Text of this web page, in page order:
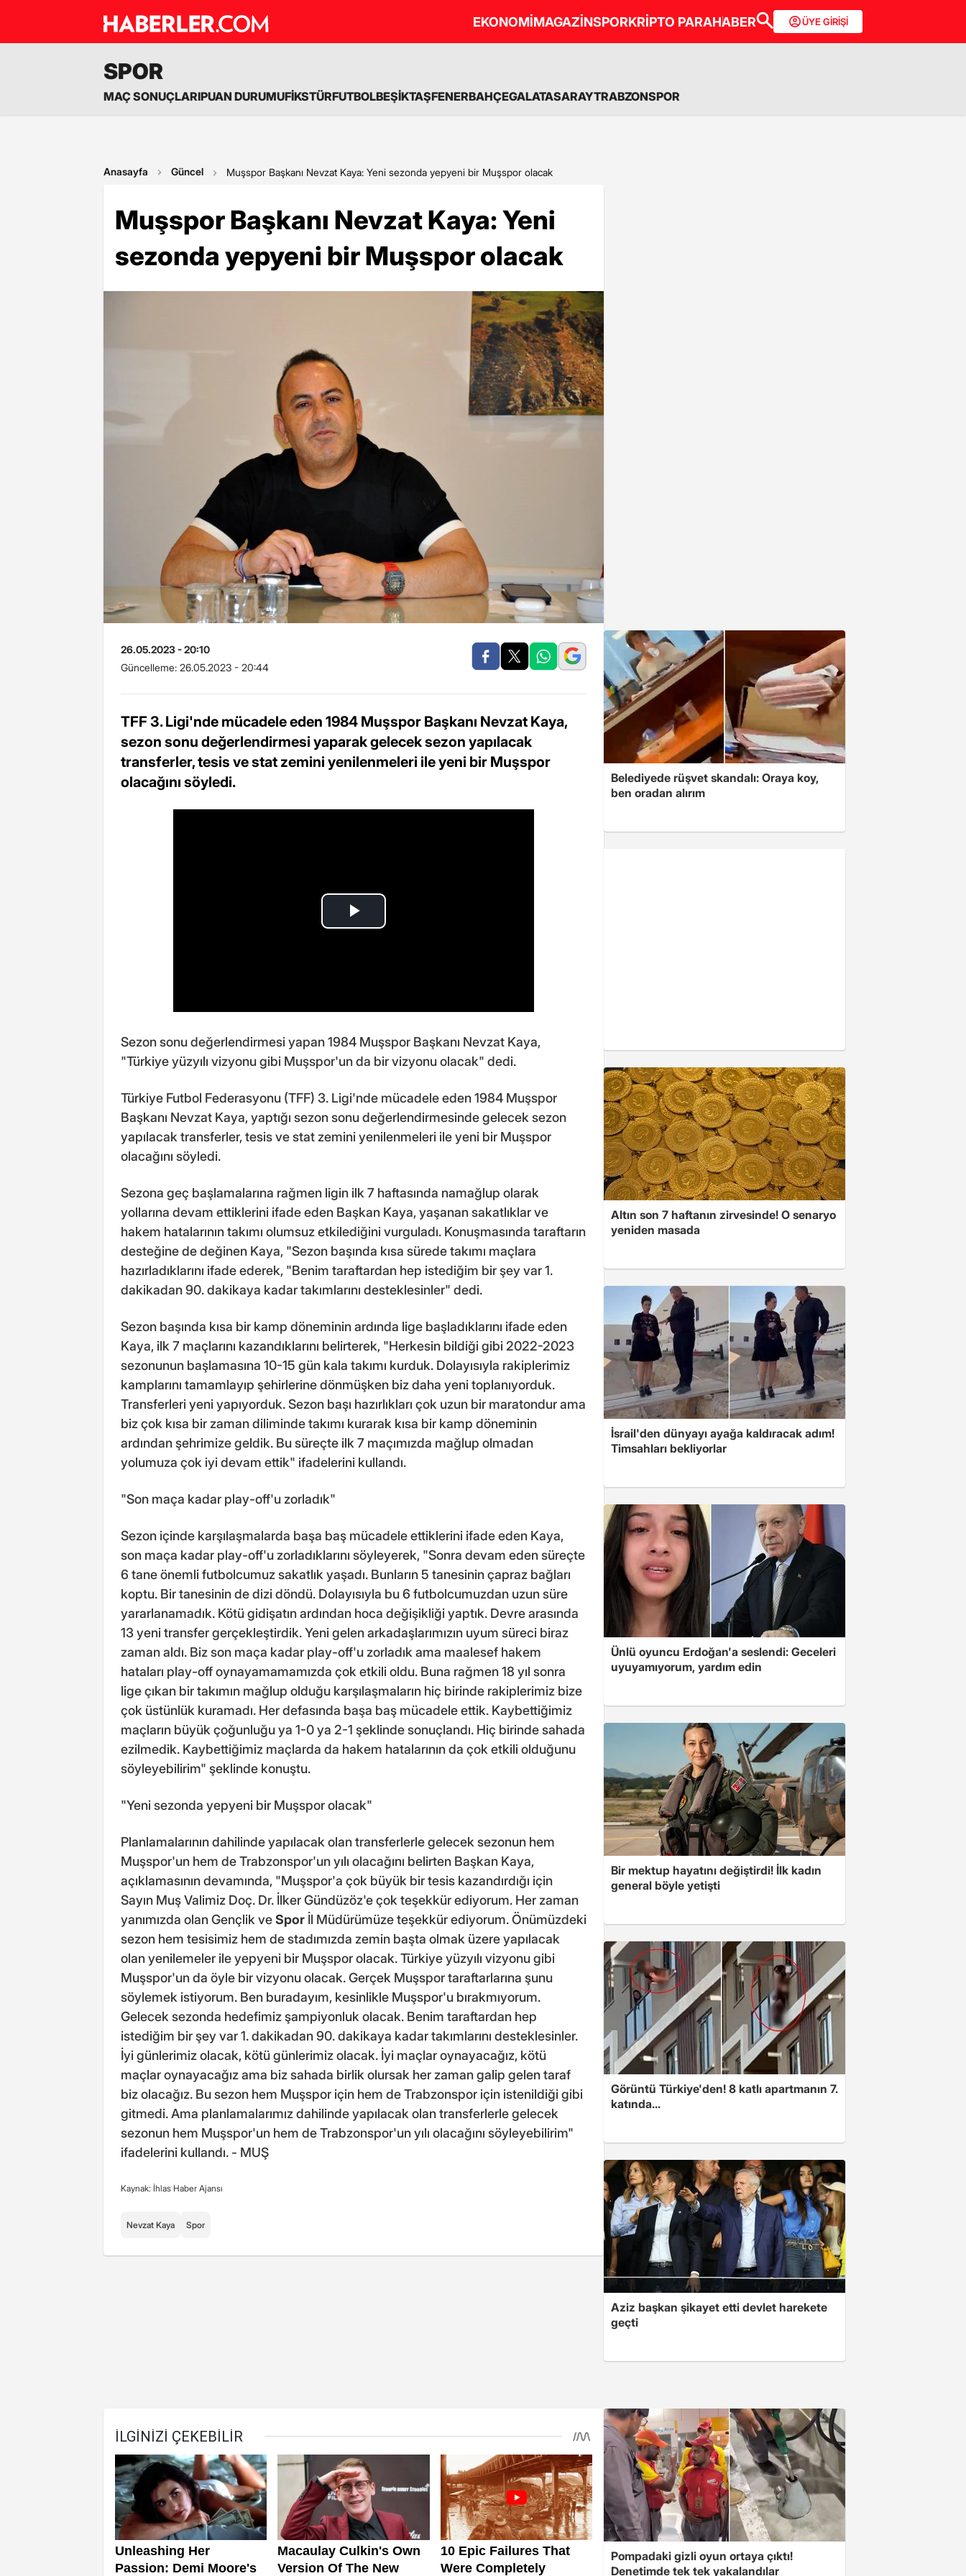
EKONOMİMAGAZİNSPORKRİPTO PARAHABER ÜYE GİRİŞİ
SPOR
MAÇ SONUÇLARIPUAN DURUMUFİKSTÜRFUTBOLBEŞİKTAŞFENERBAHÇEGALATASARAYTRABZONSPOR
Anasayfa Güncel Muşspor Başkanı Nevzat Kaya: Yeni sezonda yepyeni bir Muşspor olacak
Muşspor Başkanı Nevzat Kaya: Yeni
sezonda yepyeni bir Muşspor olacak
26.05.2023 - 20:10
Güncelleme: 26.05.2023 - 20:44
TFF 3. Ligi'nde mücadele eden 1984 Muşspor Başkanı Nevzat Kaya,
sezon sonu değerlendirmesi yaparak gelecek sezon yapılacak
transferler, tesis ve stat zemini yenilenmeleri ile yeni bir Muşspor
olacağını söyledi.
Sezon sonu değerlendirmesi yapan 1984 Muşspor Başkanı Nevzat Kaya,
"Türkiye yüzyılı vizyonu gibi Muşspor'un da bir vizyonu olacak" dedi.
Türkiye Futbol Federasyonu (TFF) 3. Ligi'nde mücadele eden 1984 Muşspor
Başkanı Nevzat Kaya, yaptığı sezon sonu değerlendirmesinde gelecek sezon
yapılacak transferler, tesis ve stat zemini yenilenmeleri ile yeni bir Muşspor
olacağını söyledi.
Sezona geç başlamalarına rağmen ligin ilk 7 haftasında namağlup olarak
yollarına devam ettiklerini ifade eden Başkan Kaya, yaşanan sakatlıklar ve
hakem hatalarının takımı olumsuz etkilediğini vurguladı. Konuşmasında taraftarın
desteğine de değinen Kaya, "Sezon başında kısa sürede takımı maçlara
hazırladıklarını ifade ederek, "Benim taraftardan hep istediğim bir şey var 1.
dakikadan 90. dakikaya kadar takımlarını desteklesinler" dedi.
Sezon başında kısa bir kamp döneminin ardında lige başladıklarını ifade eden
Kaya, ilk 7 maçlarını kazandıklarını belirterek, "Herkesin bildiği gibi 2022-2023
sezonunun başlamasına 10-15 gün kala takımı kurduk. Dolayısıyla rakiplerimiz
kamplarını tamamlayıp şehirlerine dönmüşken biz daha yeni toplanıyorduk.
Transferleri yeni yapıyorduk. Sezon başı hazırlıkları çok uzun bir maratondur ama
biz çok kısa bir zaman diliminde takımı kurarak kısa bir kamp döneminin
ardından şehrimize geldik. Bu süreçte ilk 7 maçımızda mağlup olmadan
yolumuza çok iyi devam ettik" ifadelerini kullandı.
"Son maça kadar play-off'u zorladık"
Sezon içinde karşılaşmalarda başa baş mücadele ettiklerini ifade eden Kaya,
son maça kadar play-off'u zorladıklarını söyleyerek, "Sonra devam eden süreçte
6 tane önemli futbolcumuz sakatlık yaşadı. Bunların 5 tanesinin çapraz bağları
koptu. Bir tanesinin de dizi döndü. Dolayısıyla bu 6 futbolcumuzdan uzun süre
yararlanamadık. Kötü gidişatın ardından hoca değişikliği yaptık. Devre arasında
13 yeni transfer gerçekleştirdik. Yeni gelen arkadaşlarımızın uyum süreci biraz
zaman aldı. Biz son maça kadar play-off'u zorladık ama maalesef hakem
hataları play-off oynayamamamızda çok etkili oldu. Buna rağmen 18 yıl sonra
lige çıkan bir takımın mağlup olduğu karşılaşmaların hiç birinde rakiplerimiz bize
çok üstünlük kuramadı. Her defasında başa baş mücadele ettik. Kaybettiğimiz
maçların büyük çoğunluğu ya 1-0 ya 2-1 şeklinde sonuçlandı. Hiç birinde sahada
ezilmedik. Kaybettiğimiz maçlarda da hakem hatalarının da çok etkili olduğunu
söyleyebilirim" şeklinde konuştu.
"Yeni sezonda yepyeni bir Muşspor olacak"
Planlamalarının dahilinde yapılacak olan transferlerle gelecek sezonun hem
Muşspor'un hem de Trabzonspor'un yılı olacağını belirten Başkan Kaya,
açıklamasının devamında, "Muşspor'a çok büyük bir tesis kazandırdığı için
Sayın Muş Valimiz Doç. Dr. İlker Gündüzöz'e çok teşekkür ediyorum. Her zaman
yanımızda olan Gençlik veSpor İl Müdürümüze teşekkür ediyorum. Önümüzdeki
sezon hem tesisimiz hem de stadımızda zemin başta olmak üzere yapılacak
olan yenilemeler ile yepyeni bir Muşspor olacak. Türkiye yüzyılı vizyonu gibi
Muşspor'un da öyle bir vizyonu olacak. Gerçek Muşspor taraftarlarına şunu
söylemek istiyorum. Ben buradayım, kesinlikle Muşspor'u bırakmıyorum.
Gelecek sezonda hedefimiz şampiyonluk olacak. Benim taraftardan hep
istediğim bir şey var 1. dakikadan 90. dakikaya kadar takımlarını desteklesinler.
İyi günlerimiz olacak, kötü günlerimiz olacak. İyi maçlar oynayacağız, kötü
maçlar oynayacağız ama biz sahada birlik olursak her zaman galip gelen taraf
biz olacağız. Bu sezon hem Muşspor için hem de Trabzonspor için istenildiği gibi
gitmedi. Ama planlamalarımız dahilinde yapılacak olan transferlerle gelecek
sezonun hem Muşspor'un hem de Trabzonspor'un yılı olacağını söyleyebilirim"
ifadelerini kullandı. - MUŞ
Kaynak: İhlas Haber Ajansı
Nevzat Kaya Spor
Belediyede rüşvet skandalı: Oraya koy,
ben oradan alırım
Altın son 7 haftanın zirvesinde! O senaryo
yeniden masada
İsrail'den dünyayı ayağa kaldıracak adım!
Timsahları bekliyorlar
Ünlü oyuncu Erdoğan'a seslendi: Geceleri
uyuyamıyorum, yardım edin
Bir mektup hayatını değiştirdi! İlk kadın
general böyle yetişti
Görüntü Türkiye'den! 8 katlı apartmanın 7.
katında...
Aziz başkan şikayet etti devlet harekete
geçti
Pompadaki gizli oyun ortaya çıktı!
Denetimde tek tek yakalandılar